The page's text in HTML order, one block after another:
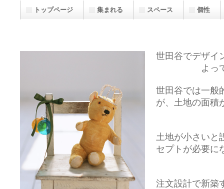
世田谷でデザイ
よっ
世田谷では一般
が、土地の面積
土地が小さいと
セプトが必要に
注文設計で新築
トップページ 集まれる スペース 個性